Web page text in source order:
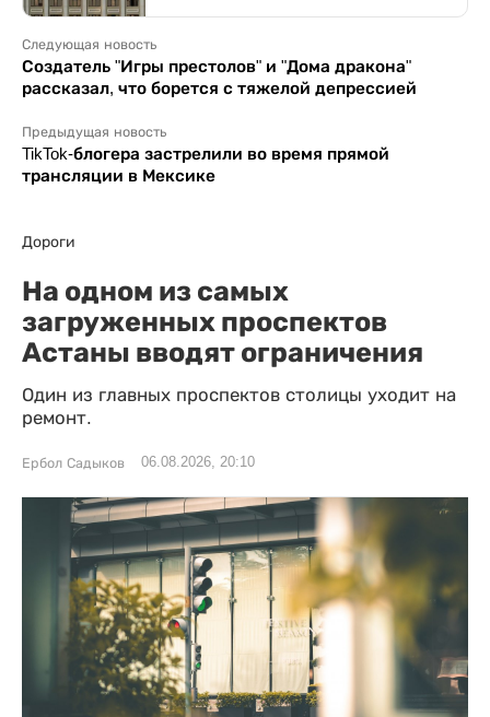
Следующая новость
Создатель "Игры престолов" и "Дома дракона"
рассказал, что борется с тяжелой депрессией
Предыдущая новость
TikTok-блогера застрелили во время прямой
трансляции в Мексике
Дороги
На одном из самых
загруженных проспектов
Астаны вводят ограничения
Один из главных проспектов столицы уходит на
ремонт.
Ербол Садыков 06.08.2026, 20:10